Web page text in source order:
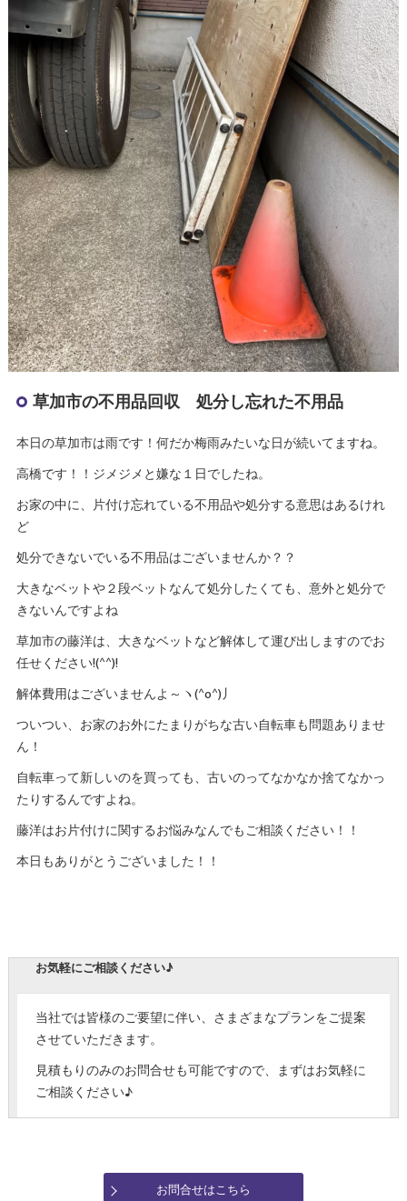
草加市の不用品回収 処分し忘れた不用品
本日の草加市は雨です！何だか梅雨みたいな日が続いてますね。
高橋です！！ジメジメと嫌な１日でしたね。
お家の中に、片付け忘れている不用品や処分する意思はあるけれ
ど
処分できないでいる不用品はございませんか？？
大きなベットや２段ベットなんて処分したくても、意外と処分で
きないんですよね
草加市の藤洋は、大きなベットなど解体して運び出しますのでお
任せください!(^^)!
解体費用はございませんよ～ヽ(^o^)丿
ついつい、お家のお外にたまりがちな古い自転車も問題ありませ
ん！
自転車って新しいのを買っても、古いのってなかなか捨てなかっ
たりするんですよね。
藤洋はお片付けに関するお悩みなんでもご相談ください！！
本日もありがとうございました！！
お気軽にご相談ください♪
当社では皆様のご要望に伴い、さまざまなプランをご提案
させていただきます。
見積もりのみのお問合せも可能ですので、まずはお気軽に
ご相談ください♪
お問合せはこちら